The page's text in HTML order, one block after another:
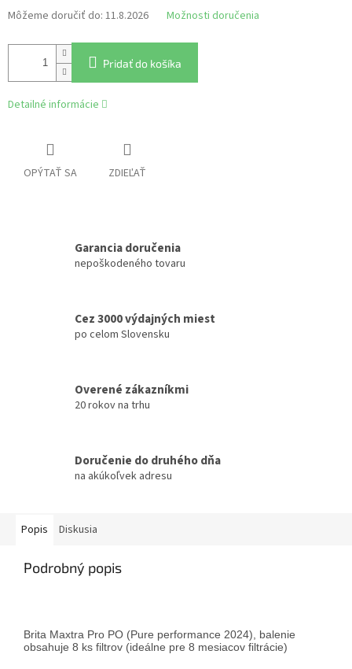
Môžeme doručiť do: 11.8.2026 Možnosti doručenia
Pridať do košíka
Detailné informácie
OPÝTAŤ SA ZDIEĽAŤ
Garancia doručenia
nepoškodeného tovaru
Cez 3000 výdajných miest
po celom Slovensku
Overené zákazníkmi
20 rokov na trhu
Doručenie do druhého dňa
na akúkoľvek adresu
Popis Diskusia
Podrobný popis
Brita Maxtra Pro PO (Pure performance 2024), balenie
obsahuje 8 ks filtrov (ideálne pre 8 mesiacov filtrácie)